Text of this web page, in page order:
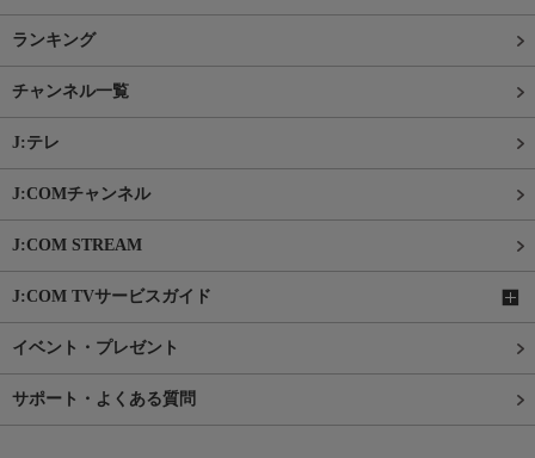
ランキング
チャンネル一覧
J:テレ
J:COMチャンネル
J:COM STREAM
J:COM TVサービスガイド
イベント・プレゼント
サポート・よくある質問